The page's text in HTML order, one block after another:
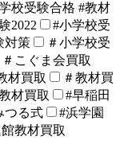
校受験合格 #教材
2022
#小学校受
対策
＃小学校受
こぐま会買取
材買取
＃教材買
材買取
#早稲田
つる式
#浜学園
教材買取